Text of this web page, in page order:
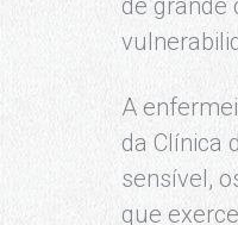
de grande
A
da Clínica
sensível,
que